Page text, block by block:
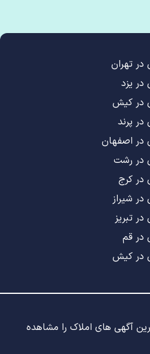
در تهران
در یزد
در کیش
در پرند
در اصفهان
در رشت
در کرج
در شیراز
در تبریز
در قم
در کیش
آگهی های املاک را مشاهده